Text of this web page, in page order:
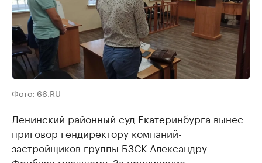
Фото: 66.RU
Ленинский районный суд Екатеринбурга вынес
приговор гендиректору компаний-
застройщиков группы БЗСК Александру